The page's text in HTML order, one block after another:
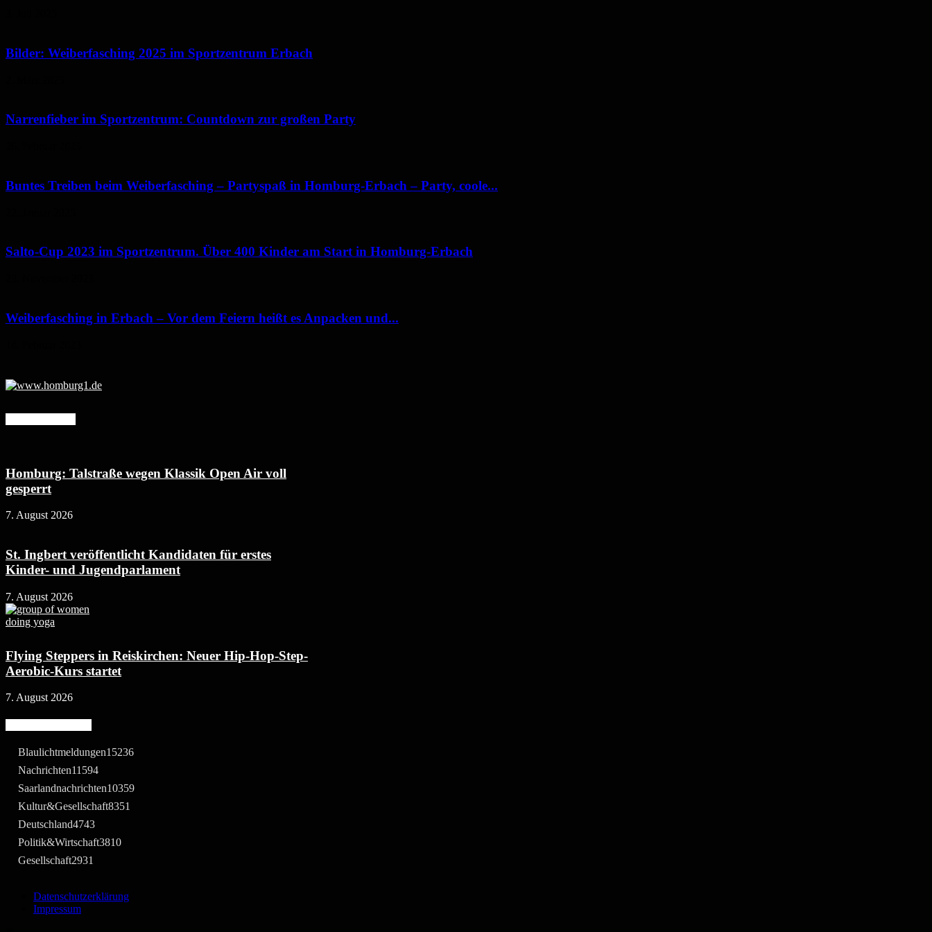
Bilder: Weiberfasching 2025 im Sportzentrum Erbach
Narrenfieber im Sportzentrum: Countdown zur großen Party
Buntes Treiben beim Weiberfasching – Partyspaß in Homburg-Erbach – Party, coole...
Salto-Cup 2023 im Sportzentrum. Über 400 Kinder am Start in Homburg-Erbach
Weiberfasching in Erbach – Vor dem Feiern heißt es Anpacken und...
Homburg: Talstraße wegen Klassik Open Air voll
gesperrt
7. August 2026
St. Ingbert veröffentlicht Kandidaten für erstes
Kinder- und Jugendparlament
7. August 2026
Flying Steppers in Reiskirchen: Neuer Hip-Hop-Step-
Aerobic-Kurs startet
7. August 2026
Blaulichtmeldungen15236
Nachrichten11594
Saarlandnachrichten10359
Kultur&Gesellschaft8351
Deutschland4743
Politik&Wirtschaft3810
Gesellschaft2931
Datenschutzerklärung
Impressum